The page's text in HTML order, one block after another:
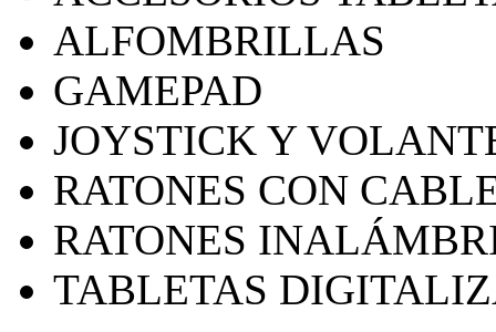
ALFOMBRILLAS
GAMEPAD
JOYSTICK Y
RATONES CON
RATONES
TABLETAS